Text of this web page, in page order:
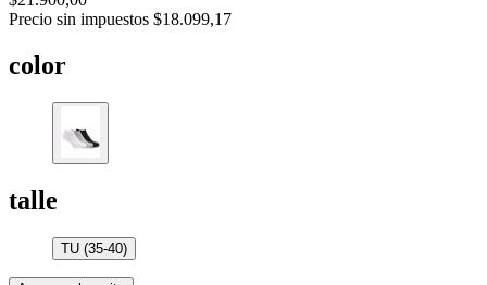
Precio sin impuestos $18.099,17
color
talle
TU (35-40)